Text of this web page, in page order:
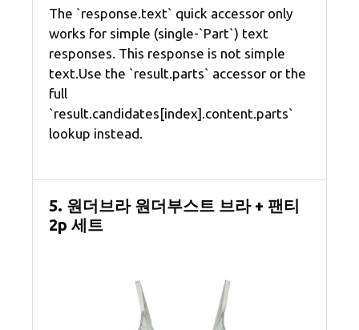
The `response.text` quick accessor only
works for simple (single-`Part`) text
responses. This response is not simple
text.Use the `result.parts` accessor or the
full
`result.candidates[index].content.parts`
lookup instead.
5. 원더브라 원더부스트 브라 + 팬티
2p 세트